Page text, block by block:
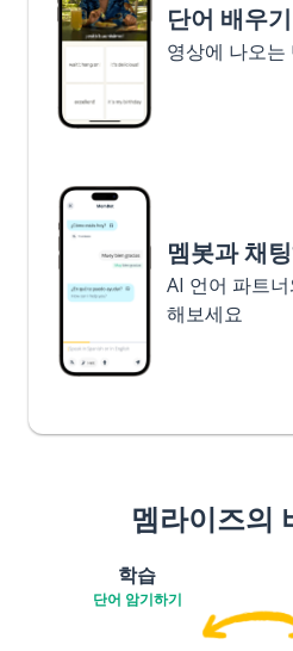
단어 배우기
영상에 나오는
멤봇과 채
AI 언어 파트
해보세요
멤라이즈의
학습
단어 암기하기